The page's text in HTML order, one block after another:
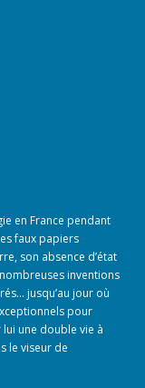
en France pendant
faux papiers
son absence d’état
inventions
jusqu’au jour où
pour
une double vie à
le viseur de